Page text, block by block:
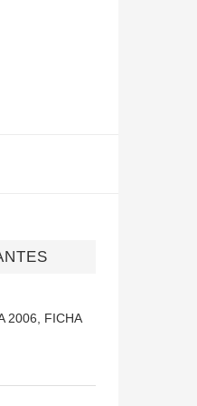
2006, FICHA